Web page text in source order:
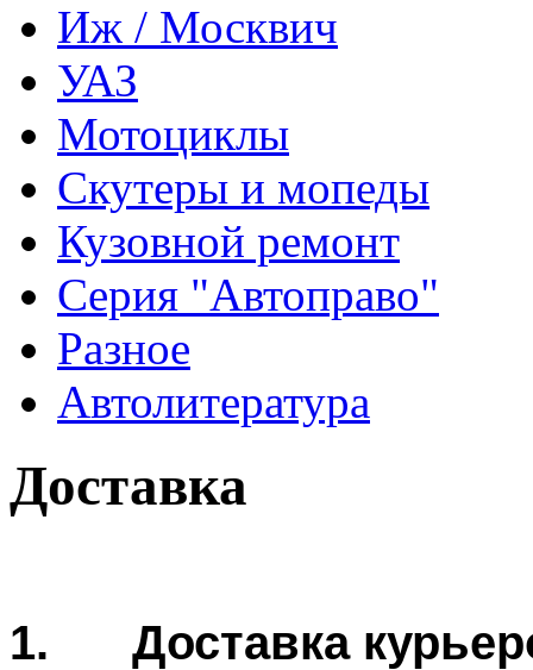
Иж / Москвич
УАЗ
Мотоциклы
Скутеры и мопеды
Кузовной ремонт
Серия "Автоправо"
Разное
Автолитература
Доставка
1.
Доставка